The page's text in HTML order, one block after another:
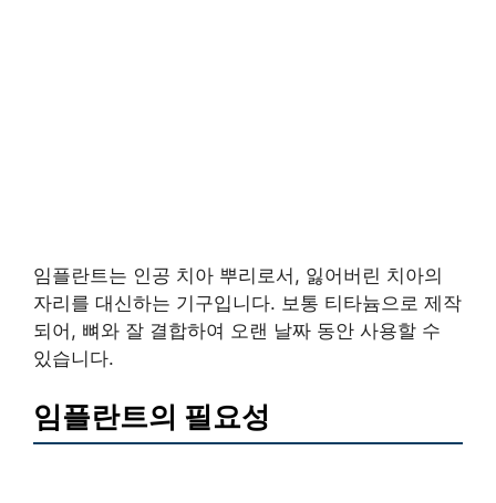
임플란트는 인공 치아 뿌리로서, 잃어버린 치아의
자리를 대신하는 기구입니다. 보통 티타늄으로 제작
되어, 뼈와 잘 결합하여 오랜 날짜 동안 사용할 수
있습니다.
임플란트의 필요성